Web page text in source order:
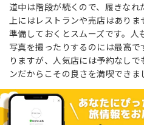
道中は階段が続くので、履きな
上にはレストランや売店はあり
準備しておくとスムーズです。人
写真を撮ったりするのには最高
りますが、人気店には予約なし
ンだからこその良さを満喫できま